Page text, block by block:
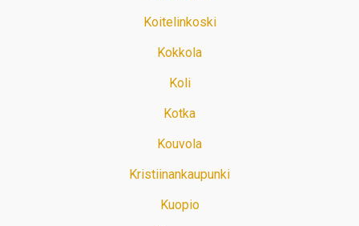
Koitelinkoski
Kokkola
Koli
Kotka
Kouvola
Kristiinankaupunki
Kuopio